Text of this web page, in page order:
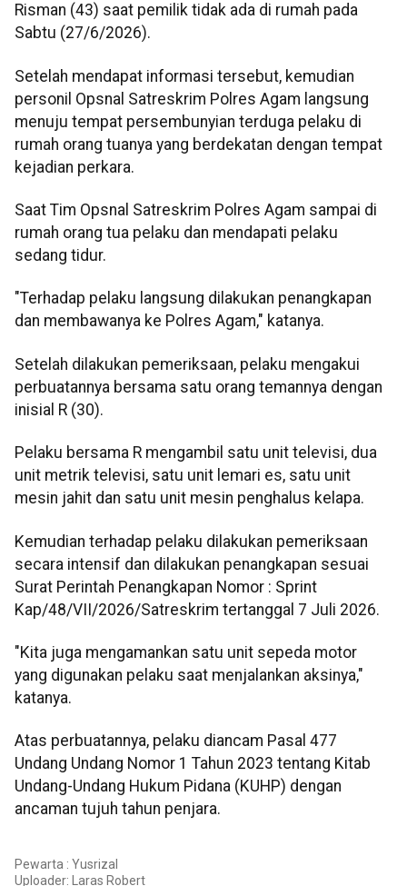
Risman (43) saat pemilik tidak ada di rumah pada
Sabtu (27/6/2026).
Setelah mendapat informasi tersebut, kemudian
personil Opsnal Satreskrim Polres Agam langsung
menuju tempat persembunyian terduga pelaku di
rumah orang tuanya yang berdekatan dengan tempat
kejadian perkara.
Saat Tim Opsnal Satreskrim Polres Agam sampai di
rumah orang tua pelaku dan mendapati pelaku
sedang tidur.
"Terhadap pelaku langsung dilakukan penangkapan
dan membawanya ke Polres Agam," katanya.
Setelah dilakukan pemeriksaan, pelaku mengakui
perbuatannya bersama satu orang temannya dengan
inisial R (30).
Pelaku bersama R mengambil satu unit televisi, dua
unit metrik televisi, satu unit lemari es, satu unit
mesin jahit dan satu unit mesin penghalus kelapa.
Kemudian terhadap pelaku dilakukan pemeriksaan
secara intensif dan dilakukan penangkapan sesuai
Surat Perintah Penangkapan Nomor : Sprint
Kap/48/VII/2026/Satreskrim tertanggal 7 Juli 2026.
"Kita juga mengamankan satu unit sepeda motor
yang digunakan pelaku saat menjalankan aksinya,"
katanya.
Atas perbuatannya, pelaku diancam Pasal 477
Undang Undang Nomor 1 Tahun 2023 tentang Kitab
Undang-Undang Hukum Pidana (KUHP) dengan
ancaman tujuh tahun penjara.
Pewarta : Yusrizal
Uploader:
Laras Robert